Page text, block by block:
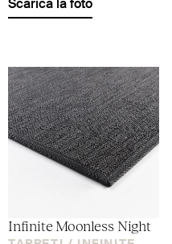
Scarica la foto
Infinite Moonless Night